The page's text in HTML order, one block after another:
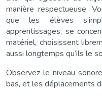
manière respectueuse.
que les élèves
apprentissages, se
matériel, choisissent
aussi longtemps qu’ils le
Observez le niveau
bas, et les déplacements